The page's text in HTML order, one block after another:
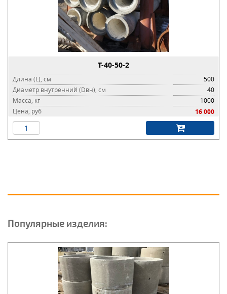
Т-40-50-2
Длина (L), см
500
Диаметр внутренний (Dвн), см
40
Масса, кг
1000
Цена, руб
16 000
Популярные изделия: